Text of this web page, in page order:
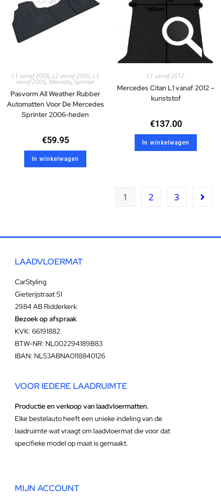
L1 vanaf 2006, L2 vanaf 2006, L3
vanaf 2006, Mercedes,Sprinter
Pasvorm All Weather Rubber
Automatten Voor De Mercedes
Sprinter 2006-heden
€59.95
In winkelwagen
L1 vanaf 2012
Mercedes Citan L1 vanaf 2012 –
kunststof
€137.00
In winkelwagen
1 2 3
LAADVLOERMAT
CarStyling
Gieterijstraat 51
2984 AB Ridderkerk
Bezoek op afspraak
KVK: 66191882
BTW-NR: NL002294189B83
IBAN: NL53ABNA0118840126
VOOR IEDERE LAADRUIMTE
Productie en verkoop van laadvloermatten.
Elke bestelauto heeft een unieke indeling van de
laadruimte wat vraagt om laadvloermat die voor dat
specifieke model op maat is gemaakt.
MIJN ACCOUNT